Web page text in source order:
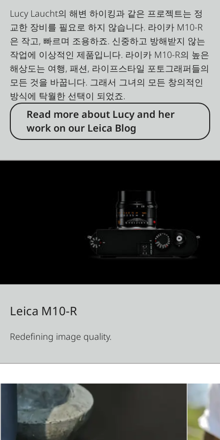
Lucy Laucht의 해변 하이킹과 같은 프로젝트는 정
교한 장비를 필요로 하지 않습니다. 라이카 M10-R
은 작고, 빠르며 조용하죠. 신중하고 방해받지 않는
작업에 이상적인 제품입니다. 라이카 M10-R의 높은
해상도는 여행, 패션, 라이프스타일 포토그래퍼들의
모든 것을 바꿉니다. 그래서 그녀의 모든 창의적인
방식에 탁월한 선택이 되었죠.
Read more about Lucy and her
work on our Leica Blog
Leica M10-R
Redefining image quality.